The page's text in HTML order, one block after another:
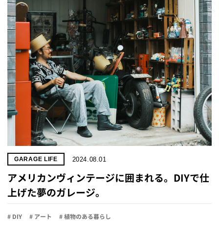
GARAGE LIFE 2024.08.01
アメリカンヴィンテージに囲まれる。DIYで仕
上げた夢のガレージ。
# DIY # アート # 植物のある暮らし